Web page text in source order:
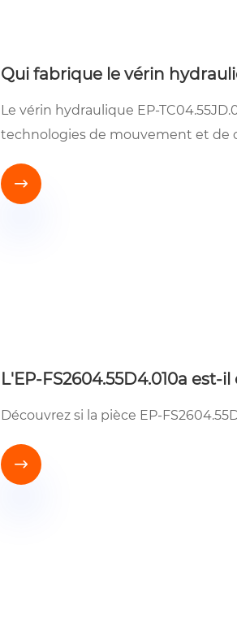
Qui fabrique le vérin
Le vérin hydraulique EP-
technologies de mouvement et de

L'EP-FS2604.55D4.010a
Découvrez si la pièce EP-
